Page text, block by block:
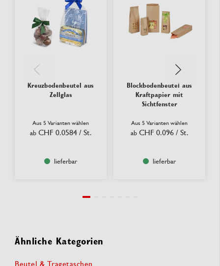
Kreuzbodenbeutel aus
Zellglas
Aus 5 Varianten wählen
ab CHF 0.0584 / St.
lieferbar
Blockbodenbeutel aus
Kraftpapier mit
Sichtfenster
Aus 5 Varianten wählen
ab CHF 0.096 / St.
lieferbar
Ähnliche Kategorien
Beutel & Tragetaschen